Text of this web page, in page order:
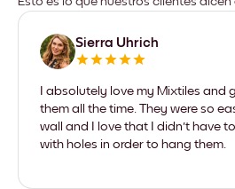
Sierra Uhrich
I absolutely love my Mixtiles and
them all the time. They were so
wall and I love that I didn't have
with holes in order to hang them.